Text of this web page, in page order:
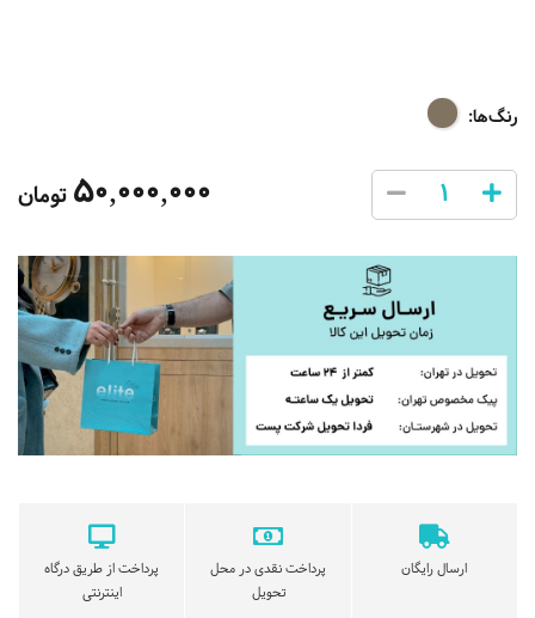
رنگ‌ها:
50,000,000تومان
ارسال رایگان
پرداخت نقدی در محل
تحویل
پرداخت از طریق درگاه
اینترنتی